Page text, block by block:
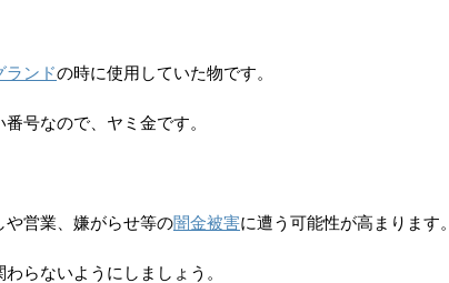
ランドの時に使用していた物です。
号なので、ヤミ金です。
や営業、嫌がらせ等の闇金被害に遭う可能性が高まります。
らないようにしましょう。